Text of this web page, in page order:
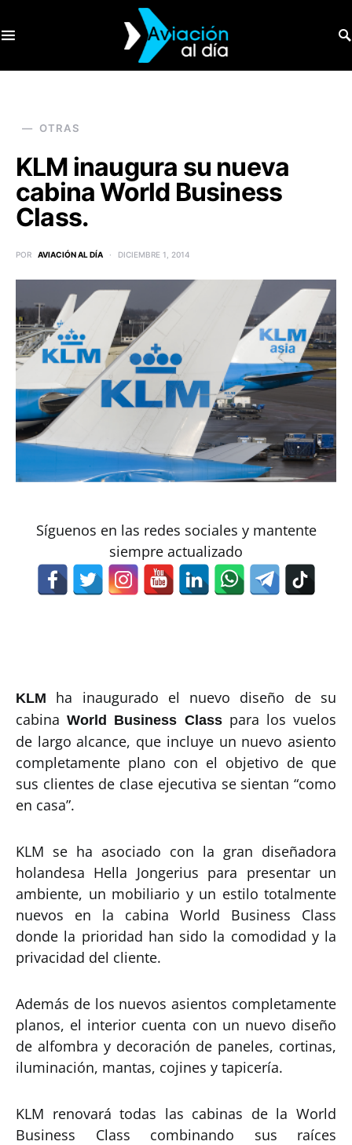
OTRAS
KLM inaugura su nueva
cabina World Business
Class.
POR AVIACIÓN AL DÍA DICIEMBRE 1, 2014
Síguenos en las redes sociales y mantente
siempre actualizado
KLM
ha inaugurado el nuevo diseño de su
cabinaWorld Business Classpara los vuelos
de largo alcance, que incluye un nuevo asiento
completamente plano con el objetivo de que
sus clientes de clase ejecutiva se sientan “como
en casa”.
KLM se ha asociado con la gran diseñadora
holandesa Hella Jongerius para presentar un
ambiente, un mobiliario y un estilo totalmente
nuevos en la cabina World Business Class
donde la prioridad han sido la comodidad y la
privacidad del cliente.
Además de los nuevos asientos completamente
planos, el interior cuenta con un nuevo diseño
de alfombra y decoración de paneles, cortinas,
iluminación, mantas, cojines y tapicería.
KLM renovará todas las cabinas de la World
Business Class combinando sus raíces